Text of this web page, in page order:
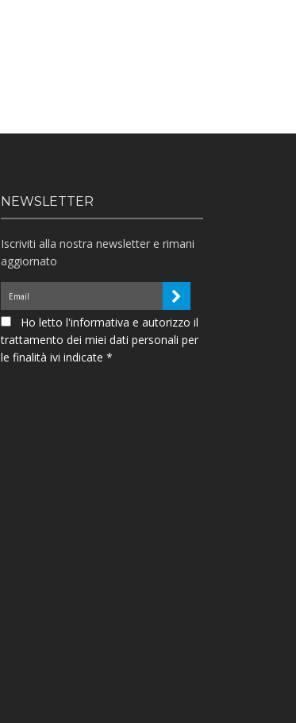
NEWSLETTER
Iscriviti alla nostra newsletter e rimani
aggiornato
Ho letto l'informativa e autorizzo il
trattamento dei miei dati personali per
le finalità ivi indicate *